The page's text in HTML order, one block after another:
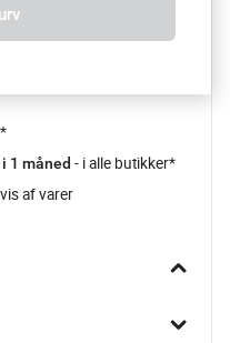
1 måned - i alle butikker*
af varer
en du elsker eller har kær.